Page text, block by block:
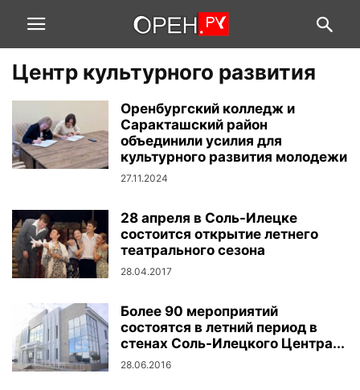
Центр культурного развития
Оренбургский колледж и
Саракташский район
объединили усилия для
культурного развития молодежи
27.11.2024
28 апреля в Соль-Илецке
состоится открытие летнего
театрального сезона
28.04.2017
Более 90 мероприятий
состоятся в летний период в
стенах Соль-Илецкого Центра...
28.06.2016